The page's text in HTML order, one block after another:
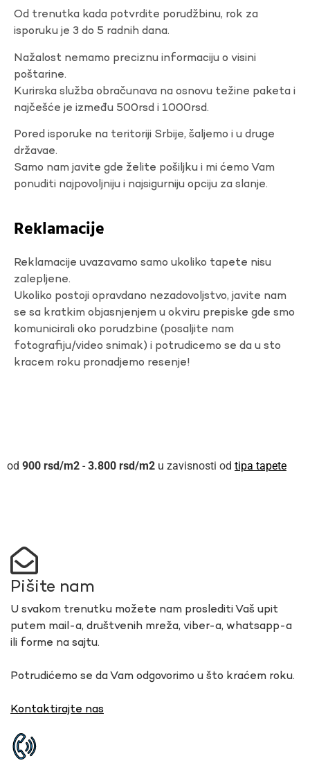
Od trenutka kada potvrdite porudžbinu, rok za
isporuku je 3 do 5 radnih dana.
Nažalost nemamo preciznu informaciju o visini
poštarine.
Kurirska služba obračunava na osnovu težine paketa i
najčešće je između 500rsd i 1000rsd.
Pored isporuke na teritoriji Srbije, šaljemo i u druge
državae.
Samo nam javite gde želite pošiljku i mi ćemo Vam
ponuditi najpovoljniju i najsigurniju opciju za slanje.
Reklamacije
Reklamacije uvazavamo samo ukoliko tapete nisu
zalepljene.
Ukoliko postoji opravdano nezadovoljstvo, javite nam
se sa kratkim objasnjenjem u okviru prepiske gde smo
komunicirali oko porudzbine (posaljite nam
fotografiju/video snimak) i potrudicemo se da u sto
kracem roku pronadjemo resenje!
900 rsd - 3.800 rsd u zavisnosti od tipa tapete
Pišite nam
U svakom trenutku možete nam proslediti Vaš upit
putem mail-a, društvenih mreža, viber-a, whatsapp-a
ili forme na sajtu.
Potrudićemo se da Vam odgovorimo u što kraćem roku.
Kontaktirajte nas